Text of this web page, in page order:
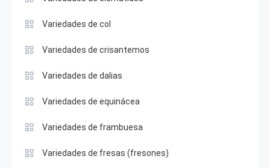
Variedades de col
Variedades de crisantemos
Variedades de dalias
Variedades de equinácea
Variedades de frambuesa
Variedades de fresas (fresones)